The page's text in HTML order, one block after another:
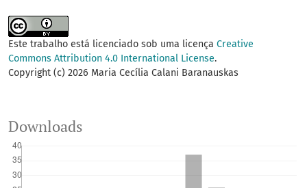
Este trabalho está licenciado sob uma licença Creative
Commons Attribution 4.0 International License.
Copyright (c) 2026 Maria Cecília Calani Baranauskas
Downloads